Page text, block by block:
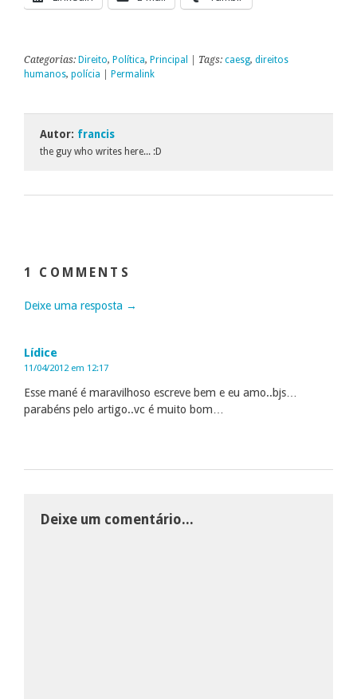
Categorias: Direito, Política, Principal | Tags: caesg, direitos
humanos, polícia Permalink
Autor: francis
the guy who writes here... :D
1 COMMENTS
Deixe uma resposta →
Lídice
11/04/2012 em 12:17
Esse mané é maravilhoso escreve bem e eu amo..bjs…
parabéns pelo artigo..vc é muito bom…
Deixe um comentário...